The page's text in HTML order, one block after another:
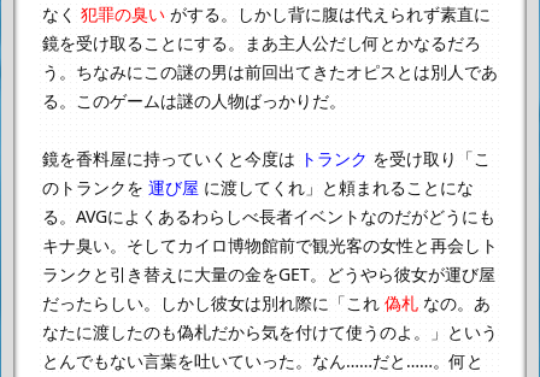
なく 犯罪の臭い がする。
しかし背に腹は代えられず素直に
鏡を受け取ることにする。
まあ主人公だし何とかなるだろ
う。 ちなみにこの謎の男は前回出てきたオピスとは別人であ
る。
このゲームは謎の人物ばっかりだ。
鏡を香料屋に持っていくと今度は トランク を受け取り 「こ
のトランクを 運び屋 に渡してくれ」と頼まれることにな
る。 AVGによくあるわらしべ長者イベントなのだがどうにも
キナ臭い。 そしてカイロ博物館前で観光客の女性と再会し ト
ランクと引き替えに大量の金をGET。どうやら彼女が運び屋
だったらしい。
しかし彼女は別れ際に 「これ 偽札 なの。あ
なたに渡したのも偽札だから気を付けて使うのよ。」 という
とんでもない言葉を吐いていった。 なん……だと……。何と